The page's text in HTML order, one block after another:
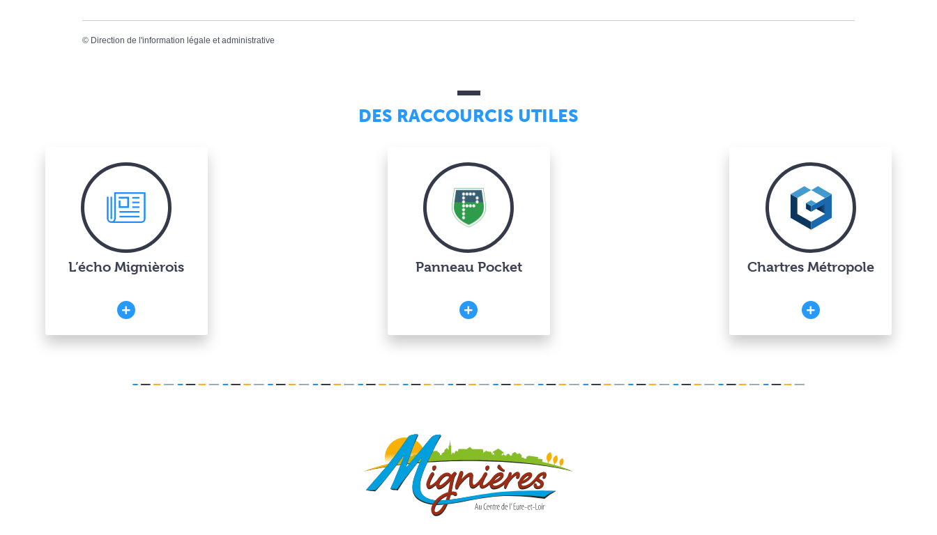
© Direction de l'information légale et administrative
DES RACCOURCIS UTILES
L’écho Mignièrois Panneau Pocket Chartres Métropole